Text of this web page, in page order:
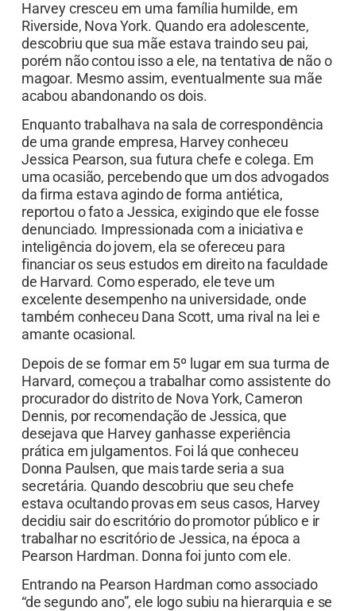
Harvey cresceu em uma família humilde, em
Riverside, Nova York. Quando era adolescente,
descobriu que sua mãe estava traindo seu pai,
porém não contou isso a ele, na tentativa de não o
magoar. Mesmo assim, eventualmente sua mãe
acabou abandonando os dois.
Enquanto trabalhava na sala de correspondência
de uma grande empresa, Harvey conheceu
Jessica Pearson, sua futura chefe e colega. Em
uma ocasião, percebendo que um dos advogados
da firma estava agindo de forma antiética,
reportou o fato a Jessica, exigindo que ele fosse
denunciado. Impressionada com a iniciativa e
inteligência do jovem, ela se ofereceu para
financiar os seus estudos em direito na faculdade
de Harvard. Como esperado, ele teve um
excelente desempenho na universidade, onde
também conheceu Dana Scott, uma rival na lei e
amante ocasional.
Depois de se formar em 5º lugar em sua turma de
Harvard, começou a trabalhar como assistente do
procurador do distrito de Nova York, Cameron
Dennis, por recomendação de Jessica, que
desejava que Harvey ganhasse experiência
prática em julgamentos. Foi lá que conheceu
Donna Paulsen, que mais tarde seria a sua
secretária. Quando descobriu que seu chefe
estava ocultando provas em seus casos, Harvey
decidiu sair do escritório do promotor público e ir
trabalhar no escritório de Jessica, na época a
Pearson Hardman. Donna foi junto com ele.
Entrando na Pearson Hardman como associado
“de segundo ano”, ele logo subiu na hierarquia e se